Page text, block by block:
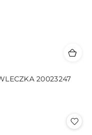
20023247